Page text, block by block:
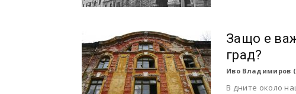
Защо е
град?
Иво Владимиров
В дните около